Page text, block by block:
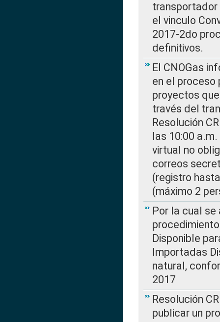
transportador
el vinculo
2017-2do
definitivos.
El CNOGas
en el proceso
proyectos
través del
Resolución
las 10:00
virtual no
correos
(registro
(máximo 2
Por la cual
Disponible
Importadas
natural,
2017
Resolución
publicar un